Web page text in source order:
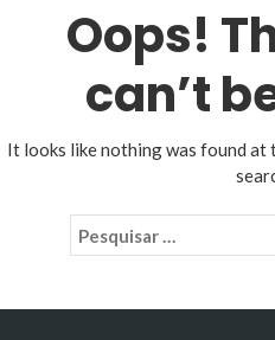
Oops!
can’t
It looks like nothing was found